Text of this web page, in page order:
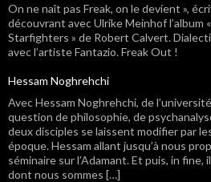
On ne naît pas Freak, on le devient »,
découvrant avec Ulrike Meinhof l’album
Starfighters » de Robert Calvert.
avec l’artiste Fantazio. Freak Out !
Hessam Noghrehchi
Avec Hessam Noghrehchi, de
question de philosophie, de
deux disciples se laissent modifier par
époque. Hessam allant jusqu’à nous
séminaire sur l’Adamant. Et puis, in
dont nous sommes […]